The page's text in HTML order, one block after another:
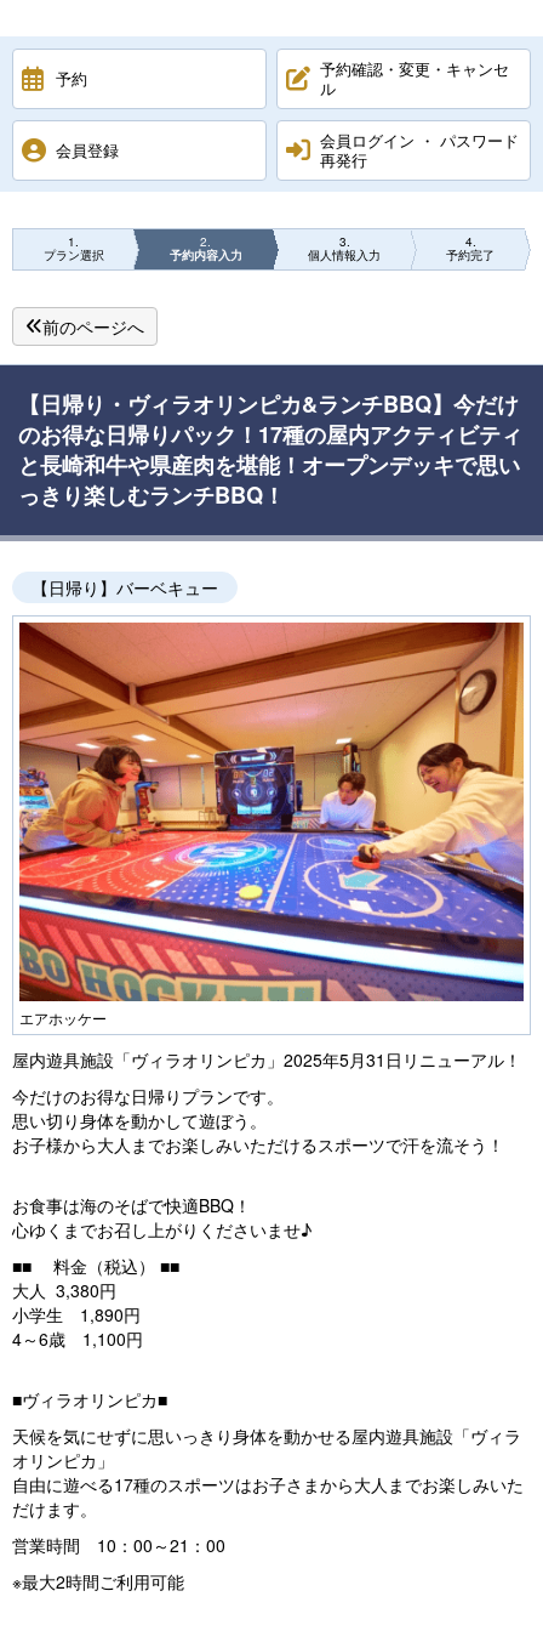
予約
予約確認・変更・キャンセ
ル
会員登録
会員ログイン ・ パスワード
再発行
1
プラン選択
2
予約内容入力
3
個人情報入力
4
予約完了
前のページへ
【日帰り・ヴィラオリンピカ&ランチBBQ】今だけ
のお得な日帰りパック！17種の屋内アクティビティ
と長崎和牛や県産肉を堪能！オープンデッキで思い
っきり楽しむランチBBQ！
【日帰り】バーベキュー
エアホッケー
屋内遊具施設「ヴィラオリンピカ」2025年5月31日リニューアル！
今だけのお得な日帰りプランです。
思い切り身体を動かして遊ぼう。
お子様から大人までお楽しみいただけるスポーツで汗を流そう！
お食事は海のそばで快適BBQ！
心ゆくまでお召し上がりくださいませ♪
■■ 料金（税込） ■■
大人 3,380円
小学生 1,890円
4～6歳 1,100円
■ヴィラオリンピカ■
天候を気にせずに思いっきり身体を動かせる屋内遊具施設「ヴィラ
オリンピカ」
自由に遊べる17種のスポーツはお子さまから大人までお楽しみいた
だけます。
営業時間 10：00～21：00
※最大2時間ご利用可能